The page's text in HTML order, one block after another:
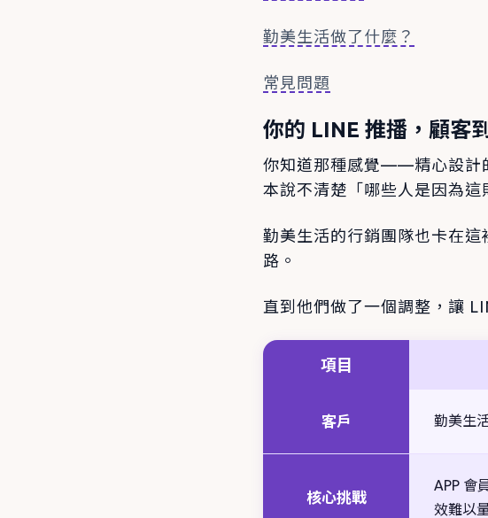
勤美生活做了什麼？
常見問題
你的 LINE 推播，顧客
你知道那種感覺——精心設計
本說不清楚「哪些人是因為這
勤美生活的行銷團隊也卡在
路。
直到他們做了一個調整，讓
項目
客戶 勤美生
核心挑戰
APP 會
效難以